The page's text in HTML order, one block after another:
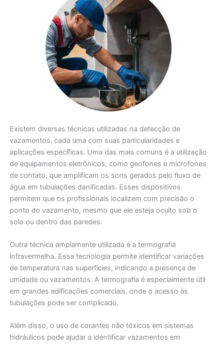
Existem diversas técnicas utilizadas na detecção de
vazamentos, cada uma com suas particularidades e
aplicações específicas. Uma das mais comuns é a utilização
de equipamentos eletrônicos, como geofones e microfones
de contato, que amplificam os sons gerados pelo fluxo de
água em tubulações danificadas. Esses dispositivos
permitem que os profissionais localizem com precisão o
ponto do vazamento, mesmo que ele esteja oculto sob o
solo ou dentro das paredes.
Outra técnica amplamente utilizada é a termografia
infravermelha. Essa tecnologia permite identificar variações
de temperatura nas superfícies, indicando a presença de
umidade ou vazamentos. A termografia é especialmente útil
em grandes edificações comerciais, onde o acesso às
tubulações pode ser complicado.
Além disso, o uso de corantes não tóxicos em sistemas
hidráulicos pode ajudar a identificar vazamentos em